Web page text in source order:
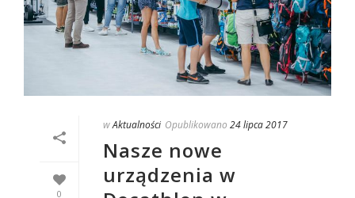
0
wAktualności Opublikowano 24 lipca 2017
Nasze nowe
urządzenia w